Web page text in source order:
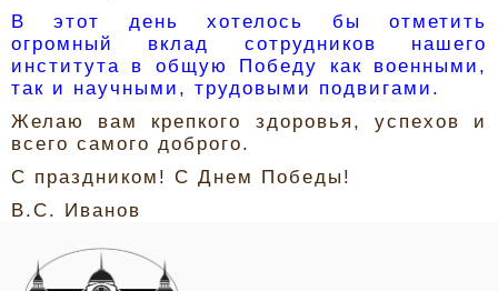
В этот день хотелось бы отметить
огромный вклад сотрудников нашего
института в общую Победу как военными,
так и научными, трудовыми подвигами.
Желаю вам крепкого здоровья, успехов и
всего самого доброго.
С праздником! С Днем Победы!
В.С. Иванов